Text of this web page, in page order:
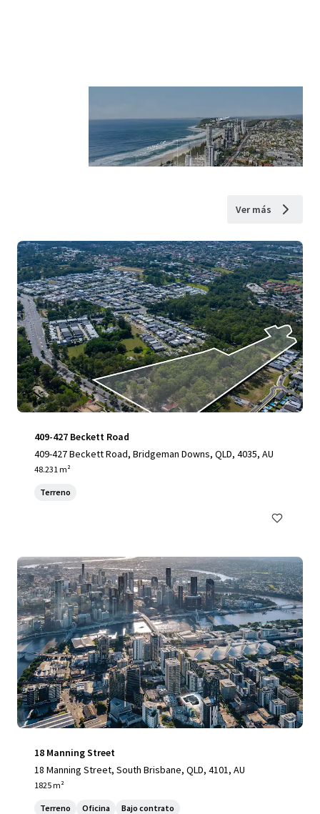
Ver más
409-427 Beckett Road
409-427 Beckett Road, Bridgeman Downs, QLD, 4035, AU
48.231 m²
Terreno
18 Manning Street
18 Manning Street, South Brisbane, QLD, 4101, AU
1825 m²
Terreno Oficina Bajo contrato